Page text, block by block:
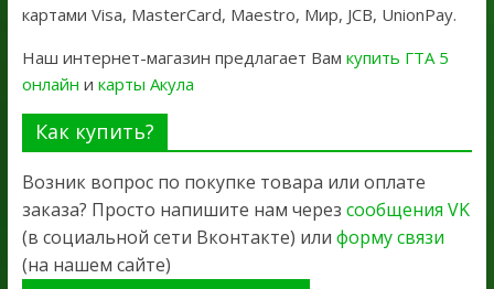
картами Visa, MasterCard, Maestro, Мир, JCB, UnionPay.
Наш интернет-магазин предлагает Вам купить ГТА 5
онлайн и карты Акула
Как купить?
Возник вопрос по покупке товара или оплате
заказа? Просто напишите нам через сообщения VK
(в социальной сети Вконтакте) или форму связи
(на нашем сайте)